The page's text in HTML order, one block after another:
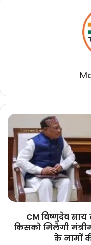
CM
विष्णुदेव
साय
आ
रहे
मंत्रियों
का
नाम
किसको
मिलेगी
CM विष्णुदेव
किसको मिलेगी
के नामों